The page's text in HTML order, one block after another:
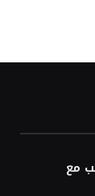
مع